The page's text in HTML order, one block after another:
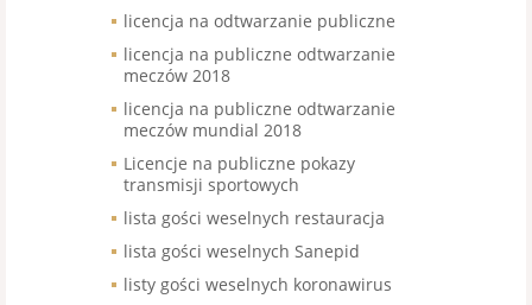
licencja na odtwarzanie publiczne
licencja na publiczne odtwarzanie
meczów 2018
licencja na publiczne odtwarzanie
meczów mundial 2018
Licencje na publiczne pokazy
transmisji sportowych
lista gości weselnych restauracja
lista gości weselnych Sanepid
listy gości weselnych koronawirus